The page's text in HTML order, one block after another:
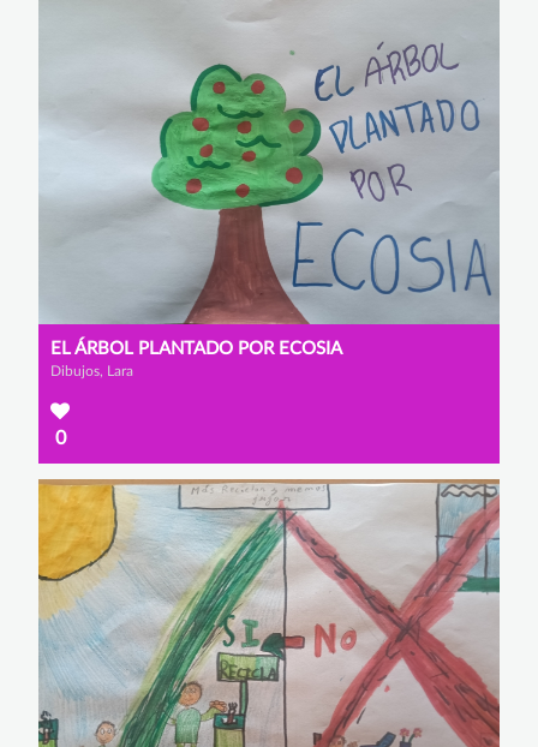
EL ÁRBOL PLANTADO POR ECOSIA
Dibujos, Lara
0